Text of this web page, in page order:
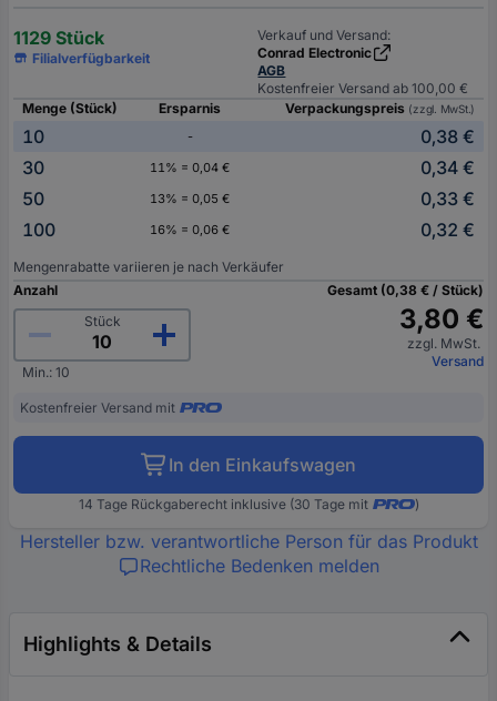
1129 Stück
Filialverfügbarkeit
Verkauf und Versand:
Conrad Electronic
AGB
Kostenfreier Versand ab 100,00 €
Menge (Stück)
Ersparnis Verpackungspreis (zzgl. MwSt.)
10 -
0,38 €
30
11% = 0,04 €
0,34 €
50
13% = 0,05 €
0,33 €
100
16% = 0,06 € 0,32 €
Mengenrabatte variieren je nach Verkäufer
Anzahl
Stück
Min.: 10
Gesamt (0,38 € / Stück)
3,80 €
zzgl. MwSt.
Versand
Kostenfreier Versand mit
In den Einkaufswagen
14 Tage Rückgaberecht inklusive (30 Tage mit )
Hersteller bzw. verantwortliche Person für das Produkt
Rechtliche Bedenken melden
Highlights & Details